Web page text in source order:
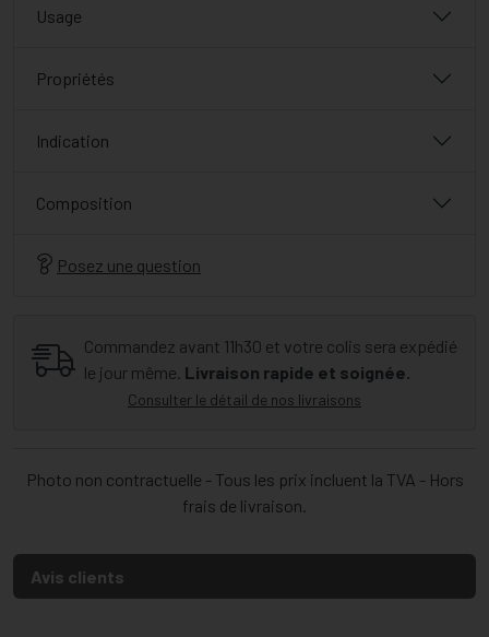
Usage
Propriétés
Indication
Composition
Posez une question
Commandez avant 11h30 et votre colis sera expédié
le jour même. Livraison rapide et soignée.
Consulter le détail de nos livraisons
Photo non contractuelle - Tous les prix incluent la TVA - Hors
frais de livraison.
Avis clients